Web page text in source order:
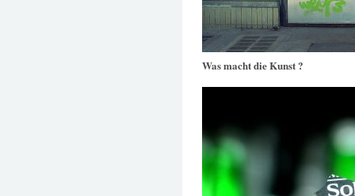
Was macht die Kunst ?